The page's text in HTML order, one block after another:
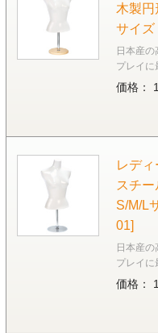
木製円
サイズ
日本産
プレイに
価格：
レデ
スチ
S/M/L
01]
日本産
プレイに
価格：